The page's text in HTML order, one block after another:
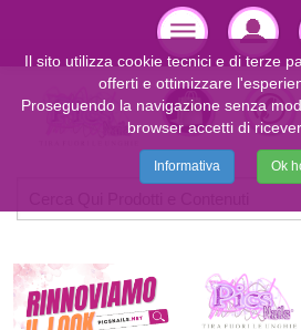
Il sito utilizza cookie tecnici e di terze
offerti e ottimizzare
Proseguendo la navigazione senza
browser accetti di
Informativa Ok